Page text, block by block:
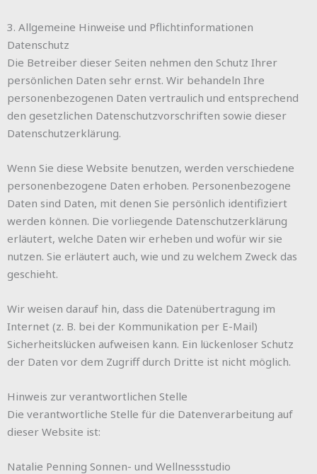
3. Allgemeine Hinweise und Pflicht­informationen
Datenschutz
Die Betreiber dieser Seiten nehmen den Schutz Ihrer
persönlichen Daten sehr ernst. Wir behandeln Ihre
personenbezogenen Daten vertraulich und entsprechend
den gesetzlichen Datenschutzvorschriften sowie dieser
Datenschutzerklärung.
Wenn Sie diese Website benutzen, werden verschiedene
personenbezogene Daten erhoben. Personenbezogene
Daten sind Daten, mit denen Sie persönlich identifiziert
werden können. Die vorliegende Datenschutzerklärung
erläutert, welche Daten wir erheben und wofür wir sie
nutzen. Sie erläutert auch, wie und zu welchem Zweck das
geschieht.
Wir weisen darauf hin, dass die Datenübertragung im
Internet (z. B. bei der Kommunikation per E-Mail)
Sicherheitslücken aufweisen kann. Ein lückenloser Schutz
der Daten vor dem Zugriff durch Dritte ist nicht möglich.
Hinweis zur verantwortlichen Stelle
Die verantwortliche Stelle für die Datenverarbeitung auf
dieser Website ist:
Natalie Penning Sonnen- und Wellnessstudio